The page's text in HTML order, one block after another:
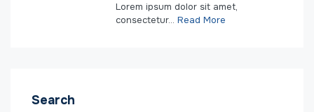
Lorem ipsum dolor sit amet,
consectetur... Read More
Search